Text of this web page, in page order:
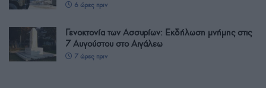
6 ώρες πριν
Γενοκτονία των Ασσυρίων: Εκδήλωση μνήμης στις
7 Αυγούστου στο Αιγάλεω
7 ώρες πριν